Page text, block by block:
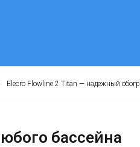
Elecro Flowline 2 Titan — надежный
бассейна